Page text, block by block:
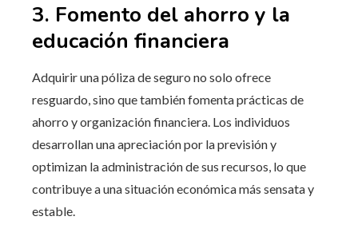
3. Fomento del ahorro y la
educación financiera
Adquirir una póliza de seguro no solo ofrece
resguardo, sino que también fomenta prácticas de
ahorro y organización financiera. Los individuos
desarrollan una apreciación por la previsión y
optimizan la administración de sus recursos, lo que
contribuye a una situación económica más sensata y
estable.